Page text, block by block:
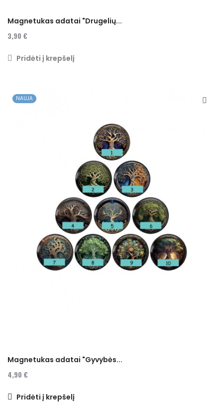
Magnetukas adatai "Drugelių...
3,90 €
Pridėti į krepšelį
NAUJA
Magnetukas adatai "Gyvybės...
4,90 €
Pridėti į krepšelį